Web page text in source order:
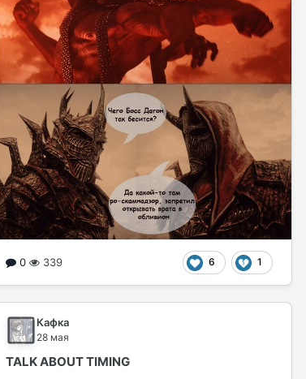
0 339 6 1
Кафкa
28 мая
TALK ABOUT TIMING